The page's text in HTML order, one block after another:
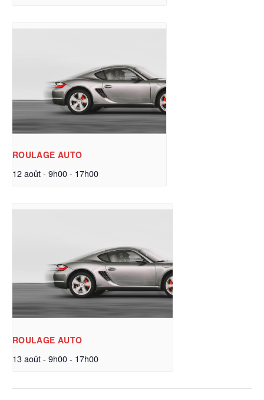
ROULAGE AUTO
12 août - 9h00- 17h00
ROULAGE AUTO
13 août - 9h00- 17h00